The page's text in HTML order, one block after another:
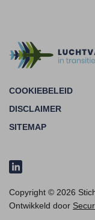
COOKIEBELEID
DISCLAIMER
SITEMAP
Copyright © 2026
Ontwikkeld door